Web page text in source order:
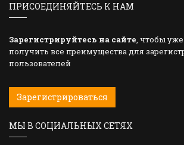
ПРИСОЕДИНЯЙТЕСЬ К НАМ
Зарегистрируйтесь на сайте, чтобы
получить все преимущества для
пользователей
Зарегистрироваться
МЫ В СОЦИАЛЬНЫХ СЕТЯХ